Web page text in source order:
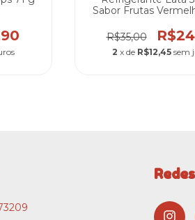
Sabor Frutas
R$35,00
2 x de R$12,45 sem